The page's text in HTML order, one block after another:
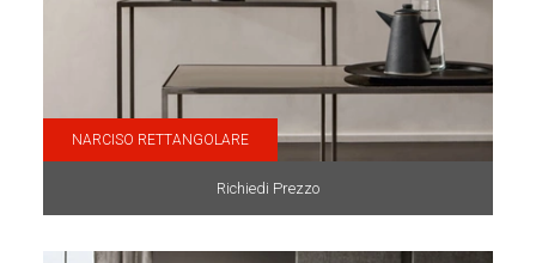
NARCISO RETTANGOLARE
Richiedi Prezzo